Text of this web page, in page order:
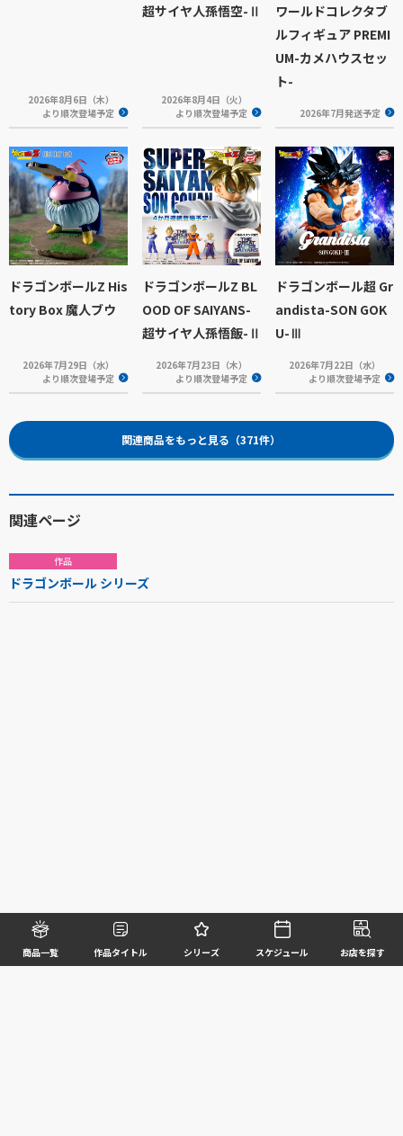
商品一覧 作品タイトル シリーズ スケジュール お店を探す
2026年8月6日（木）
より順次登場予定
超サイヤ人孫悟空-Ⅱ
2026年8月4日（火）
より順次登場予定
ワールドコレクタブ
ルフィギュア PREMI
UM-カメハウスセッ
ト-
2026年7月発送予定
ドラゴンボールZ His
tory Box 魔人ブウ
2026年7月29日（水）
より順次登場予定
ドラゴンボールZ BL
OOD OF SAIYANS-
超サイヤ人孫悟飯-Ⅱ
2026年7月23日（木）
より順次登場予定
ドラゴンボール超 Gr
andista-SON GOK
U-Ⅲ
2026年7月22日（水）
より順次登場予定
関連商品をもっと見る（371件）
関連ページ
作品
ドラゴンボール シリーズ